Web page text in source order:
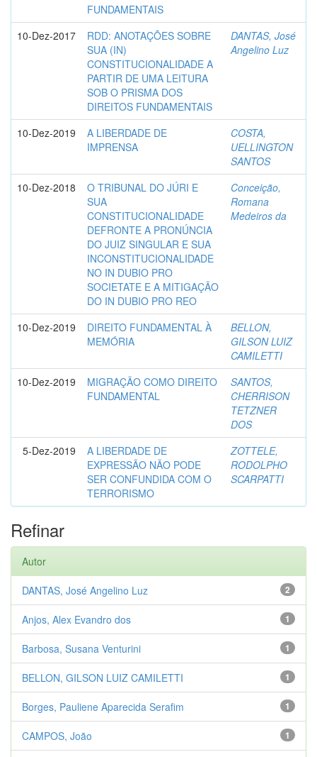
FUNDAMENTAIS
10-Dez-2017
RDD: ANOTAÇÕES SOBRE
SUA (IN)
CONSTITUCIONALIDADE A
PARTIR DE UMA LEITURA
SOB O PRISMA DOS
DIREITOS FUNDAMENTAIS
DANTAS, José
Angelino Luz
10-Dez-2019
A LIBERDADE DE
IMPRENSA
COSTA,
UELLINGTON
SANTOS
10-Dez-2018
O TRIBUNAL DO JÚRI E
SUA
CONSTITUCIONALIDADE
DEFRONTE A PRONÚNCIA
DO JUIZ SINGULAR E SUA
INCONSTITUCIONALIDADE
NO IN DUBIO PRO
SOCIETATE E A MITIGAÇÃO
DO IN DUBIO PRO REO
Conceição,
Romana
Medeiros da
10-Dez-2019
DIREITO FUNDAMENTAL À
MEMÓRIA
BELLON,
GILSON LUIZ
CAMILETTI
10-Dez-2019
MIGRAÇÃO COMO DIREITO
FUNDAMENTAL
SANTOS,
CHERRISON
TETZNER
DOS
5-Dez-2019
A LIBERDADE DE
EXPRESSÃO NÃO PODE
SER CONFUNDIDA COM O
TERRORISMO
ZOTTELE,
RODOLPHO
SCARPATTI
Refinar
Autor
2
DANTAS, José Angelino Luz
1
Anjos, Alex Evandro dos
1
Barbosa, Susana Venturini
1
BELLON, GILSON LUIZ CAMILETTI
1
Borges, Pauliene Aparecida Serafim
1
CAMPOS, João